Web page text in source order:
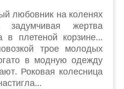
любовник на коленях
жертва
в плетеной корзине…
трое молодых
в модную одежду
Роковая колесница